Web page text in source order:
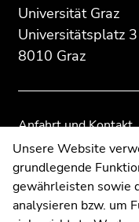
Seitenbereichs:
Zusatzinformationen:
Universität Graz
Universitätsplatz 3
8010 Graz
Anfahrt und Kontakt
Kommunikation und
Moodle
UNIGRAZonline
Impressum
Seitenbereichs.
Übersicht
Seitenbereichs.
Übersicht
Unsere Website
grundlegende
gewährleisten sowie
analysieren bzw. um